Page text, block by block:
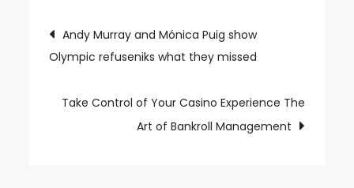
the
IOC
profiteering
Olympics
Post
navigation
Andy Murray and Mónica Puig show
Olympic refuseniks what they missed
Take Control of Your Casino Experience The
Art of Bankroll Management